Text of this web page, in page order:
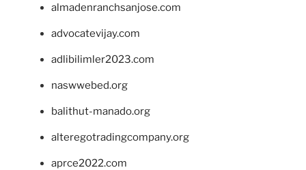
almadenranchsanjose.com
advocatevijay.com
adlibilimler2023.com
naswwebed.org
balithut-manado.org
alteregotradingcompany.org
aprce2022.com